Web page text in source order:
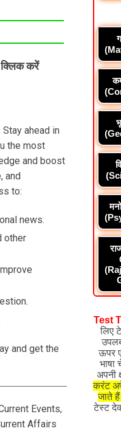
करें
ahead in
the most
and boost
and
to:
news.
other
and get the
Events,
Affairs
Test
लिए
ऊपर
अपनी
करंट
जाते
टेस्ट